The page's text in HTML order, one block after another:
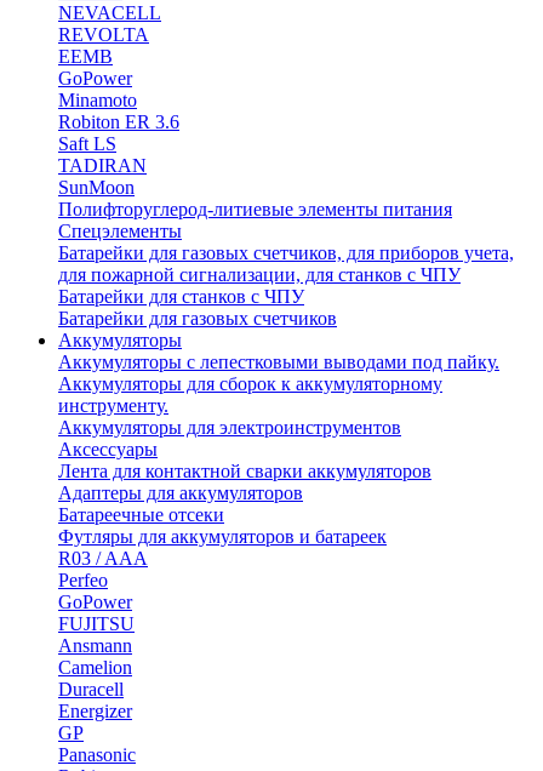
NEVACELL
REVOLTA
EEMB
GoPower
Minamoto
Robiton ER 3.6
Saft LS
TADIRAN
SunMoon
Полифторуглерод-литиевые элементы питания
Спецэлементы
Батарейки для газовых счетчиков, для приборов учета,
для пожарной сигнализации, для станков с ЧПУ
Батарейки для станков с ЧПУ
Батарейки для газовых счетчиков
Аккумуляторы
Аккумуляторы с лепестковыми выводами под пайку.
Аккумуляторы для сборок к аккумуляторному
инструменту.
Аккумуляторы для электроинструментов
Аксессуары
Лента для контактной сварки аккумуляторов
Адаптеры для аккумуляторов
Батареечные отсеки
Футляры для аккумуляторов и батареек
R03 / AAA
Perfeo
GoPower
FUJITSU
Ansmann
Camelion
Duracell
Energizer
GP
Panasonic